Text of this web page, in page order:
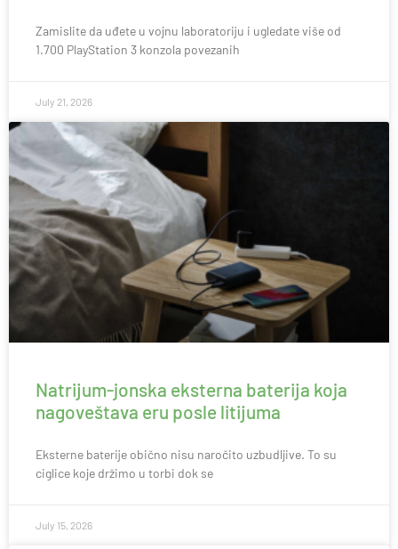
Zamislite da uđete u vojnu laboratoriju i ugledate više od
1.700 PlayStation 3 konzola povezanih
July 21, 2026
Natrijum-jonska eksterna baterija koja
nagoveštava eru posle litijuma
Eksterne baterije obično nisu naročito uzbudljive. To su
ciglice koje držimo u torbi dok se
July 15, 2026